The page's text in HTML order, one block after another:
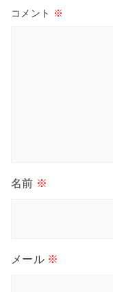
コメント ※
名前 ※
メール ※